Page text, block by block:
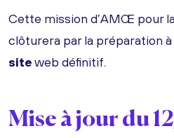
Cette mission d’AMŒ pour
clôturera par la préparation à
siteweb définitif.
Mise à jour du